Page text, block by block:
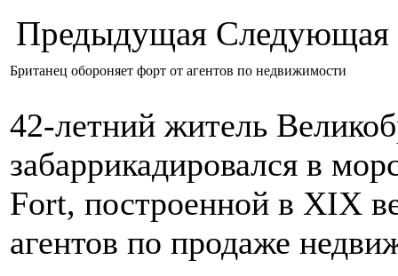
Предыдущая Следующая
Британец обороняет форт от агентов по недвижимости
42-летний житель
забаррикадировался в
Fort, построенной в XIX
агентов по продаже